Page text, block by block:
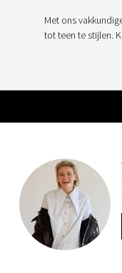
Met ons
tot teen te stijlen.